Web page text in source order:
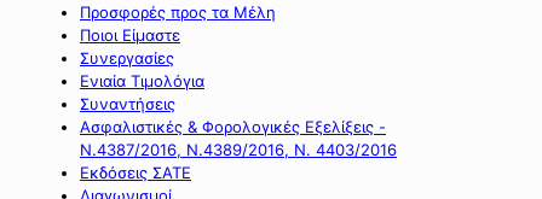
Προσφορές προς τα Μέλη
Ποιοι Είμαστε
Συνεργασίες
Ενιαία Τιμολόγια
Συναντήσεις
Ασφαλιστικές & Φορολογικές Εξελίξεις -
Ν.4387/2016, Ν.4389/2016, Ν. 4403/2016
Εκδόσεις ΣΑΤΕ